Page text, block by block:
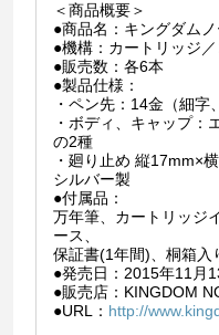
＜商品概要＞
●商品名：キングダム
●機構：カートリッジ
●販売数：各6本
●製品仕様：
・ペン先：14金（細字
・ボディ、キャップ：
の2種
・廻り止め 縦17mm×
シルバー製
●付属品：
万年筆、カートリッジ
ース、
保証書(1年間)、桐箱入
●発売日：2015年11月
●販売店：KINGDOM
●URL： http://